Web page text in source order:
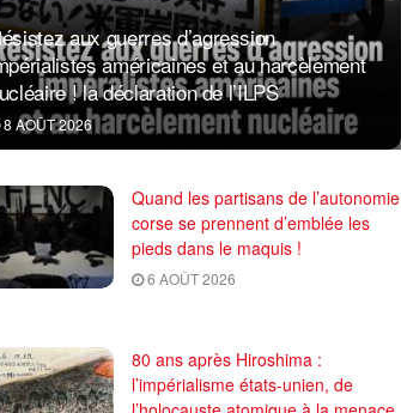
aux guerres d’agression
américaines et au harcèlement
! la déclaration de l’ILPS
8 AOÛT 2026
Quand les partisans de l’autonomie
corse se prennent d’emblée les
pieds dans le maquis !
6 AOÛT 2026
80 ans après Hiroshima :
l’impérialisme états-unien, de